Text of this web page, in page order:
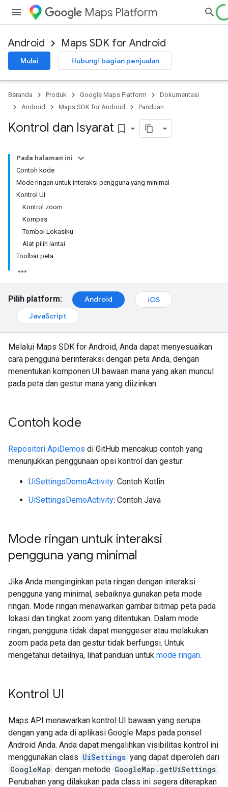
Maps Platform
Android Maps SDK for Android
Mulai Hubungi bagian penjualan
Beranda Produk Google Maps Platform
Dokumentasi
Android
Maps SDK for Android Panduan
Kontrol dan Isyarat bookmark_border
Pada halaman ini
Contoh kode
Mode ringan untuk interaksi pengguna yang minimal
Kontrol UI
Kontrol zoom
Kompas
Tombol Lokasiku
Alat pilih lantai
Toolbar peta
Pilih platform: Android
iOS
JavaScript
Melalui Maps SDK for Android, Anda dapat menyesuaikan
cara pengguna berinteraksi dengan peta Anda, dengan
menentukan komponen UI bawaan mana yang akan muncul
pada peta dan gestur mana yang diizinkan.
Contoh kode
Repositori ApiDemos di GitHub mencakup contoh yang
menunjukkan penggunaan opsi kontrol dan gestur:
UiSettingsDemoActivity: Contoh Kotlin
UiSettingsDemoActivity: Contoh Java
Mode ringan untuk interaksi
pengguna yang minimal
Jika Anda menginginkan peta ringan dengan interaksi
pengguna yang minimal, sebaiknya gunakan peta mode
ringan. Mode ringan menawarkan gambar bitmap peta pada
lokasi dan tingkat zoom yang ditentukan. Dalam mode
ringan, pengguna tidak dapat menggeser atau melakukan
zoom pada peta dan gestur tidak berfungsi. Untuk
mengetahui detailnya, lihat panduan untuk mode ringan.
Kontrol UI
Maps API menawarkan kontrol UI bawaan yang serupa
dengan yang ada di aplikasi Google Maps pada ponsel
Android Anda. Anda dapat mengalihkan visibilitas kontrol ini
menggunakan class UiSettings yang dapat diperoleh dari
GoogleMap dengan metode GoogleMap.getUiSettings .
Perubahan yang dilakukan pada class ini segera diterapkan